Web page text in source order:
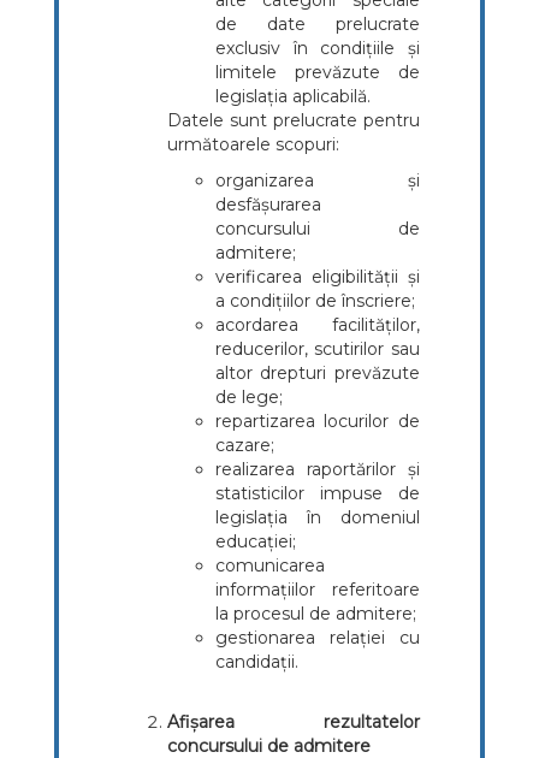
de date prelucrate
exclusiv în condițiile și
limitele prevăzute de
legislația aplicabilă.
Datele sunt prelucrate pentru
următoarele scopuri:
organizarea și
desfășurarea
concursului de
admitere;
verificarea eligibilității și
a condițiilor de înscriere;
acordarea facilităților,
reducerilor, scutirilor sau
altor drepturi prevăzute
de lege;
repartizarea locurilor de
cazare;
realizarea raportărilor și
statisticilor impuse de
legislația în domeniul
educației;
comunicarea
informațiilor referitoare
la procesul de admitere;
gestionarea relației cu
candidații.
Afișarea rezultatelor
concursului de admitere